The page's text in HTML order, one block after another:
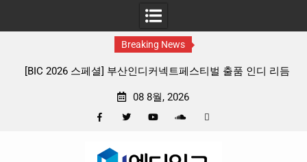
Breaking News
] 부산인디커넥트페스티벌 출품 인디 리듬
판타지 케이팝 애니메
08 8월, 2026
Google